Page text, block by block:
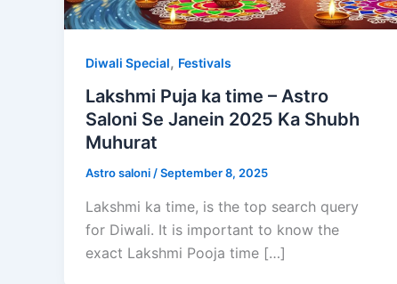
Diwali Special, Festivals
Lakshmi Puja ka time – Astro
Saloni Se Janein 2025 Ka Shubh
Muhurat
Astro saloni/September 8, 2025
Lakshmi ka time, is the top search query
for Diwali. It is important to know the
exact Lakshmi Pooja time […]